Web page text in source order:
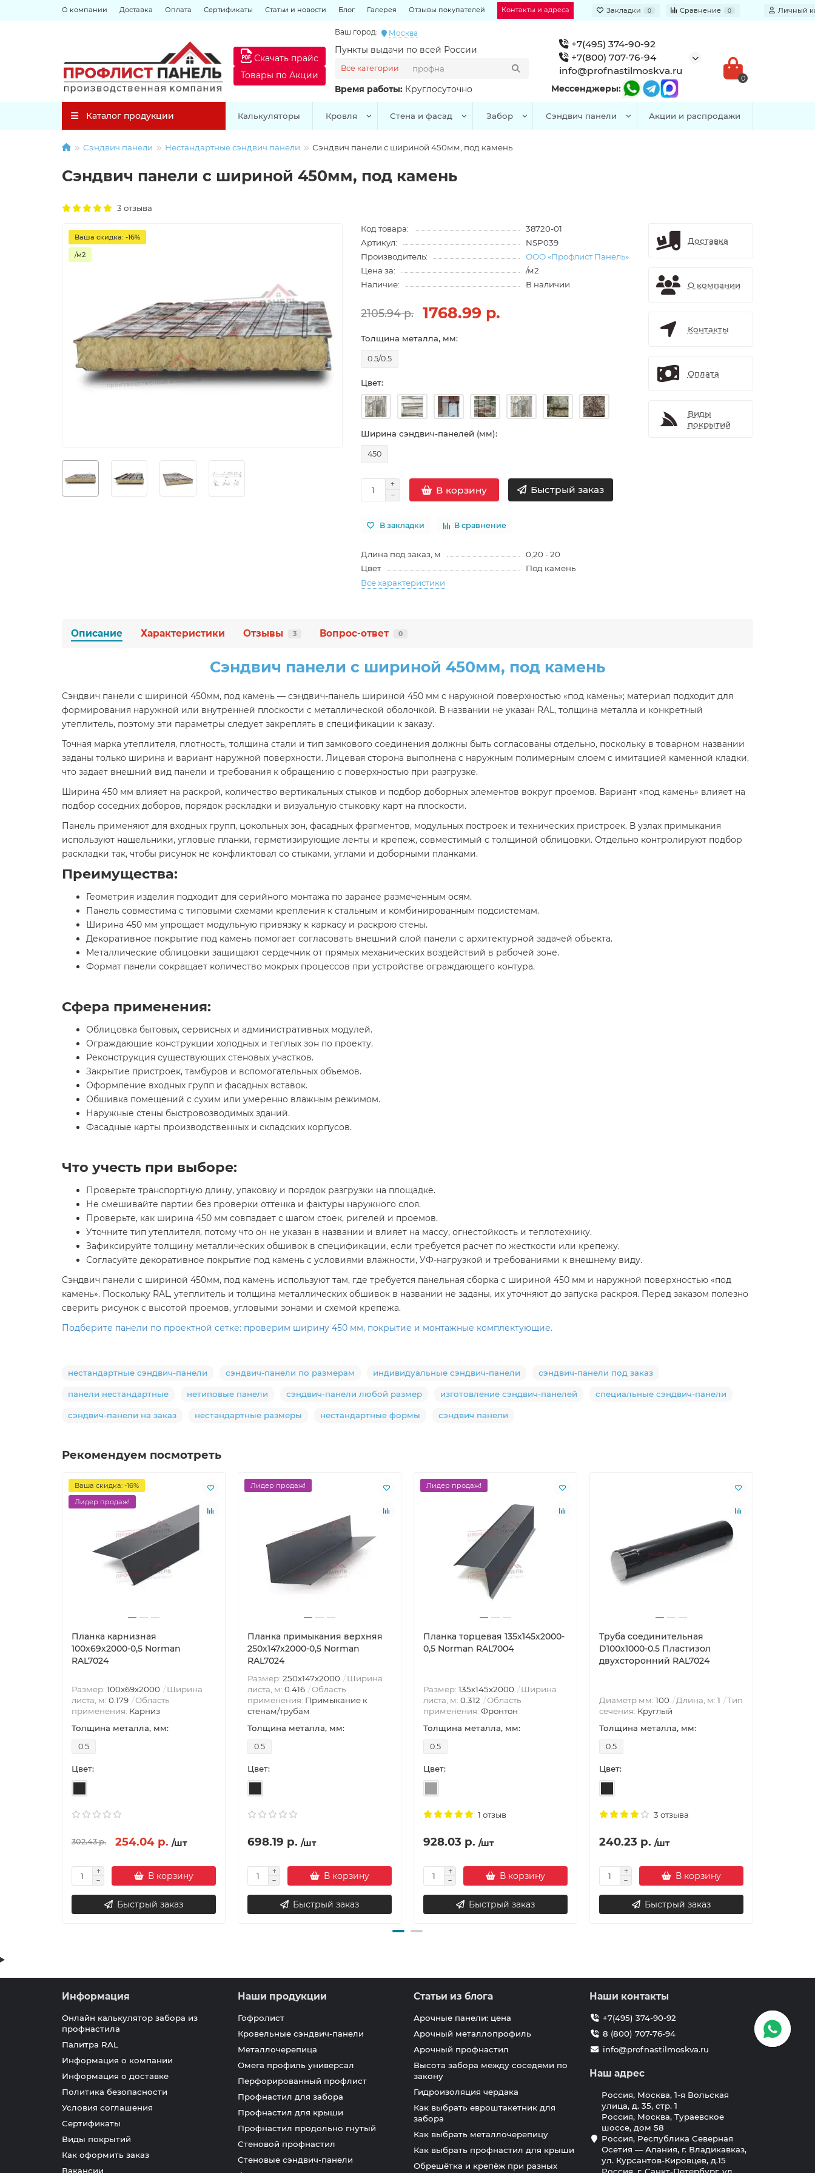
О компании Доставка Оплата Сертификаты Статьи и новости Блог Галерея Отзывы покупателей Контакты и адреса Закладки 0 Сравнение 0 Личный
Ваш город: Москва
Пункты выдачи по всей России
Время работы: Круглосуточно
Все категории
Скачать прайс
Товары по Акции
+7(495) 374-90-92
+7(800) 707-76-94
info@profnastilmoskva.ru
Мессенджеры:
0
Каталог продукции Калькуляторы Кровля Стена и фасад Забор Сэндвич панели Акции и распродажи
Сэндвич панели Нестандартные сэндвич панели Сэндвич панели с шириной 450мм, под камень
Сэндвич панели с шириной 450мм, под камень
3 отзыва
Ваша скидка: -16%
/м2
Код товара:
38720-01
Артикул:
NSP039
Производитель:
ООО «Профлист Панель»
Цена за:
/м2
Наличие:
В наличии
2105.94 р. 1768.99 р.
Толщина металла, мм:
0.5/0.5
Цвет:
Ширина сэндвич-панелей (мм):
450
В корзину Быстрый заказ
В закладки В сравнение
Длина под заказ, м
0,20 - 20
Цвет
Под камень
Все характеристики
Доставка
О компании
Контакты
Оплата
Виды
покрытий
Описание Характеристики Отзывы 3 Вопрос-ответ 0
Сэндвич панели с шириной 450мм, под камень
Сэндвич панели с шириной 450мм, под камень — сэндвич-панель шириной 450 мм с наружной поверхностью «под камень»; материал подходит для
формирования наружной или внутренней плоскости с металлической оболочкой. В названии не указан RAL, толщина металла и конкретный
утеплитель, поэтому эти параметры следует закреплять в спецификации к заказу.
Точная марка утеплителя, плотность, толщина стали и тип замкового соединения должны быть согласованы отдельно, поскольку в товарном названии
заданы только ширина и вариант наружной поверхности. Лицевая сторона выполнена с наружным полимерным слоем с имитацией каменной кладки,
что задает внешний вид панели и требования к обращению с поверхностью при разгрузке.
Ширина 450 мм влияет на раскрой, количество вертикальных стыков и подбор доборных элементов вокруг проемов. Вариант «под камень» влияет на
подбор соседних доборов, порядок раскладки и визуальную стыковку карт на плоскости.
Панель применяют для входных групп, цокольных зон, фасадных фрагментов, модульных построек и технических пристроек. В узлах примыкания
используют нащельники, угловые планки, герметизирующие ленты и крепеж, совместимый с толщиной облицовки. Отдельно контролируют подбор
раскладки так, чтобы рисунок не конфликтовал со стыками, углами и доборными планками.
Преимущества:
Геометрия изделия подходит для серийного монтажа по заранее размеченным осям.
Панель совместима с типовыми схемами крепления к стальным и комбинированным подсистемам.
Ширина 450 мм упрощает модульную привязку к каркасу и раскрою стены.
Декоративное покрытие под камень помогает согласовать внешний слой панели с архитектурной задачей объекта.
Металлические облицовки защищают сердечник от прямых механических воздействий в рабочей зоне.
Формат панели сокращает количество мокрых процессов при устройстве ограждающего контура.
Сфера применения:
Облицовка бытовых, сервисных и административных модулей.
Ограждающие конструкции холодных и теплых зон по проекту.
Реконструкция существующих стеновых участков.
Закрытие пристроек, тамбуров и вспомогательных объемов.
Оформление входных групп и фасадных вставок.
Обшивка помещений с сухим или умеренно влажным режимом.
Наружные стены быстровозводимых зданий.
Фасадные карты производственных и складских корпусов.
Что учесть при выборе:
Проверьте транспортную длину, упаковку и порядок разгрузки на площадке.
Не смешивайте партии без проверки оттенка и фактуры наружного слоя.
Проверьте, как ширина 450 мм совпадает с шагом стоек, ригелей и проемов.
Уточните тип утеплителя, потому что он не указан в названии и влияет на массу, огнестойкость и теплотехнику.
Зафиксируйте толщину металлических обшивок в спецификации, если требуется расчет по жесткости или крепежу.
Согласуйте декоративное покрытие под камень с условиями влажности, УФ-нагрузкой и требованиями к внешнему виду.
Сэндвич панели с шириной 450мм, под камень используют там, где требуется панельная сборка с шириной 450 мм и наружной поверхностью «под
камень». Поскольку RAL, утеплитель и толщина металлических обшивок в названии не заданы, их уточняют до запуска раскроя. Перед заказом полезно
сверить рисунок с высотой проемов, угловыми зонами и схемой крепежа.
Подберите панели по проектной сетке: проверим ширину 450 мм, покрытие и монтажные комплектующие.
нестандартные сэндвич-панели сэндвич-панели по размерам индивидуальные сэндвич-панели сэндвич-панели под заказ
панели нестандартные нетиповые панели сэндвич-панели любой размер изготовление сэндвич-панелей специальные сэндвич-панели
сэндвич-панели на заказ нестандартные размеры нестандартные формы сэндвич панели
Рекомендуем посмотреть
Ваша скидка: -16%
Лидер продаж!
Планка карнизная
100х69х2000-0,5 Norman
RAL7024
Размер: 100х69х2000
Ширина
листа, м: 0.179
Область
применения: Карниз
Толщина металла, мм:
0.5
Цвет:
302.43 р. 254.04 р. /шт
В корзину
Быстрый заказ
Лидер продаж!
Планка примыкания верхняя
250х147х2000-0,5 Norman
RAL7024
Размер: 250х147х2000
Ширина
листа, м: 0.416
Область
применения: Примыкание к
стенам/трубам
Толщина металла, мм:
0.5
Цвет:
698.19 р. /шт
В корзину
Быстрый заказ
Лидер продаж!
Планка торцевая 135х145х2000-
0,5 Norman RAL7004
Размер: 135х145х2000
Ширина
листа, м: 0.312
Область
применения: Фронтон
Толщина металла, мм:
0.5
Цвет:
1 отзыв
928.03 р. /шт
В корзину
Быстрый заказ
Труба соединительная
D100х1000-0.5 Пластизол
двухсторонний RAL7024
Диаметр мм: 100 Длина, м: 1
Тип
сечения: Круглый
Толщина металла, мм:
0.5
Цвет:
3 отзыва
240.23 р. /шт
В корзину
Быстрый заказ
Информация
Онлайн калькулятор забора из
профнастила
Палитра RAL
Информация о компании
Информация о доставке
Политика безопасности
Условия соглашения
Сертификаты
Виды покрытий
Как оформить заказ
Вакансии
Наши продукции
Гофролист
Кровельные сэндвич-панели
Металлочерепица
Омега профиль универсал
Перфорированный профлист
Профнастил для забора
Профнастил для крыши
Профнастил продольно гнутый
Стеновой профнастил
Стеновые сэндвич-панели
Статьи из блога
Арочные панели: цена
Арочный металлопрофиль
Арочный профнастил
Высота забора между соседями по
закону
Гидроизоляция чердака
Как выбрать евроштакетник для
забора
Как выбрать металлочерепицу
Как выбрать профнастил для крыши
Обрешётка и крепёж при разных
Наши контакты
+7(495) 374-90-92
8 (800) 707-76-94
info@profnastilmoskva.ru
Наш адрес
Россия, Москва, 1-я Вольская
улица, д. 35, стр. 1
Россия, Москва, Тураевское
шоссе, дом 58
Россия, Республика Северная
Осетия — Алания, г. Владикавказ,
ул. Курсантов-Кировцев, д.15